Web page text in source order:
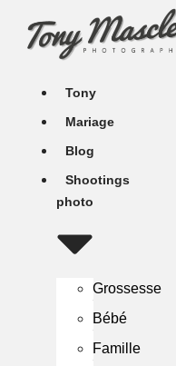
contenu
Tony
Mariage
Blog
Shootings
photo
Grossesse
Bébé
Famille